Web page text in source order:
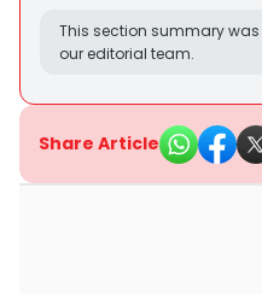
This section summary
our editorial team.
Share Article